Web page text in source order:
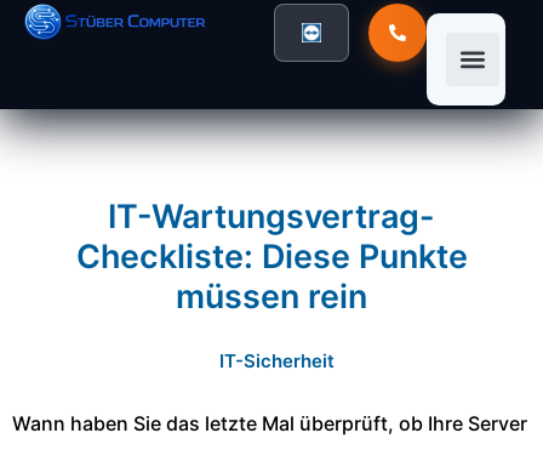
IT-Wartungsvertrag-
Checkliste: Diese Punkte
müssen rein
IT-Sicherheit
Wann haben Sie das letzte Mal überprüft, ob Ihre Server